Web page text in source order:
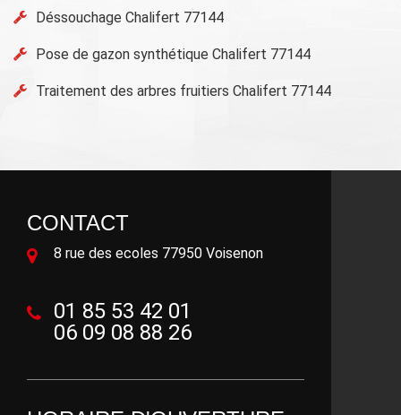
Déssouchage Chalifert 77144
Pose de gazon synthétique Chalifert 77144
Traitement des arbres fruitiers Chalifert 77144
CONTACT
8 rue des ecoles 77950 Voisenon
01 85 53 42 01
06 09 08 88 26